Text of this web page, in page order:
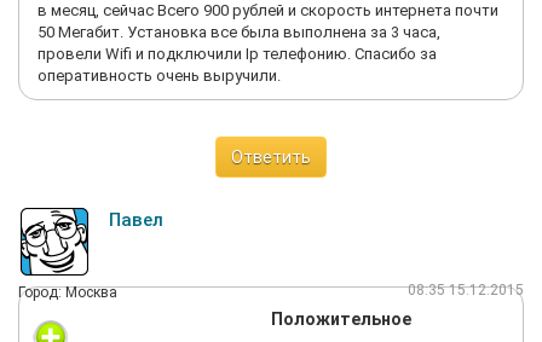
в месяц, сейчас Всего 900 рублей и скорость интернета почти
50 Мегабит. Установка все была выполнена за 3 часа,
провели Wifi и подключили Ip телефонию. Спасибо за
оперативность очень выручили.
Ответить
Павел
Город: Москва 08:35 15.12.2015
Положительное